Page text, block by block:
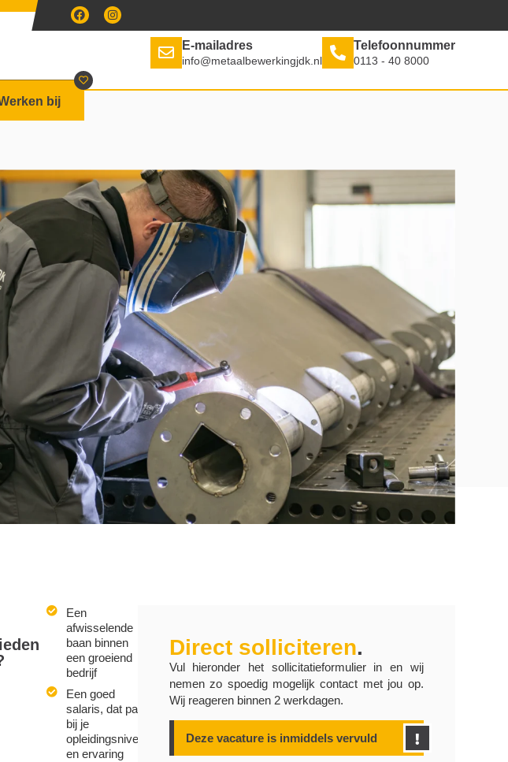
E-mailadres
info@metaalbewerkingjdk.nl
Telefoonnummer
0113 - 40 8000
bij
Een
afwisselende
baan binnen
een groeiend
bedrijf
Een goed
salaris, dat past
bij je
opleidingsniveau
en ervaring
Direct solliciteren.
Vul hieronder het sollicitatieformulier in en wij
nemen zo spoedig mogelijk contact met jou op.
Wij reageren binnen 2 werkdagen.
Deze vacature is inmiddels vervuld